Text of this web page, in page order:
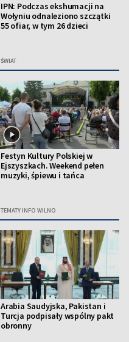
IPN: Podczas ekshumacji na
Wołyniu odnaleziono szczątki
55 ofiar, w tym 26 dzieci
ŚWIAT
Festyn Kultury Polskiej w
Ejszyszkach. Weekend pełen
muzyki, śpiewu i tańca
TEMATY INFO WILNO
Arabia Saudyjska, Pakistan i
Turcja podpisały wspólny pakt
obronny